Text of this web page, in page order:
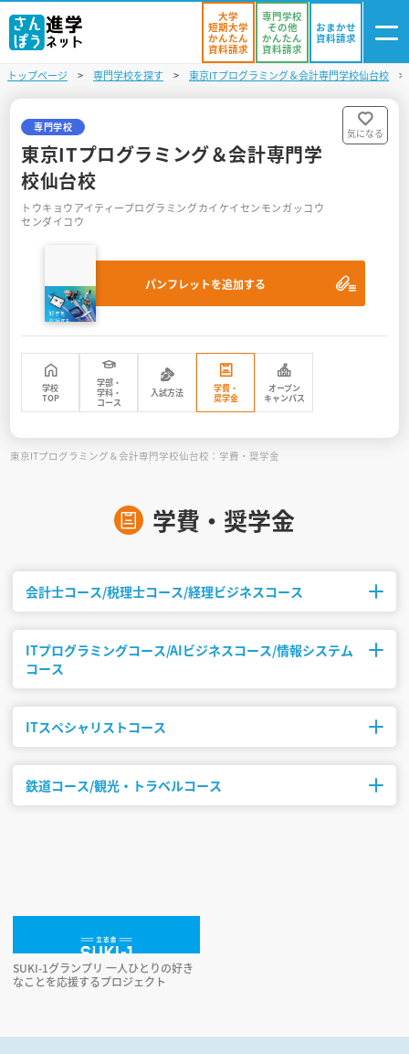
資料リスト
オープンキャンパスを探す
お役立ち情報
見学会WEB手引書
アンケートフォーム（学校用）
大学
短期大学
かんたん
資料請求
専門学校
その他
かんたん
資料請求
おまかせ
資料請求
トップページ 専門学校を探す 東京ITプログラミング＆会計専門学校仙台校
専門学校
東京ITプログラミング＆会計専門学
校仙台校
トウキョウアイティープログラミングカイケイセンモンガッコウ
センダイコウ
パンフレットを追加する
気になる
学校
TOP
学部・
学科・
コース
入試方法
学費・
奨学金
オープン
キャンパス
東京ITプログラミング＆会計専門学校仙台校：学費・奨学金
学費・奨学金
会計士コース/税理士コース/経理ビジネスコース
修業年限
初年度納入金
ITプログラミングコース/AIビジネスコース/情報システム
コース
修業年限
ITスペシャリストコース
修業年限
鉄道コース/観光・トラベルコース
SUKI-1グランプリ 一人ひとりの好き
なことを応援するプロジェクト